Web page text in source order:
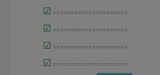
☑ =====================
☑ =====================
☑ =====================
☑ =====================